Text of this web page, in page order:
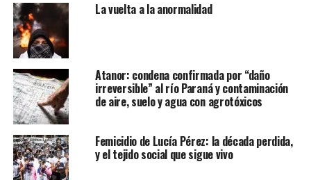
La vuelta a la anormalidad
Atanor: condena confirmada por “daño
irreversible” al río Paraná y contaminación
de aire, suelo y agua con agrotóxicos
Femicidio de Lucía Pérez: la década perdida,
y el tejido social que sigue vivo